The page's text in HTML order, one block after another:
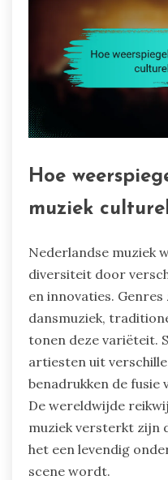
Hoe
muziek
Nederlandse muziek
diversiteit door
en innovaties.
dansmuziek,
tonen deze variëteit.
artiesten uit
benadrukken de fusie
De wereldwijde
muziek versterkt zijn
het een levendig
scene wordt.